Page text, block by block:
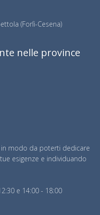
(Forlì-Cesena)
nelle province
modo da poterti dedicare
esigenze e individuando
e 14:00 - 18:00